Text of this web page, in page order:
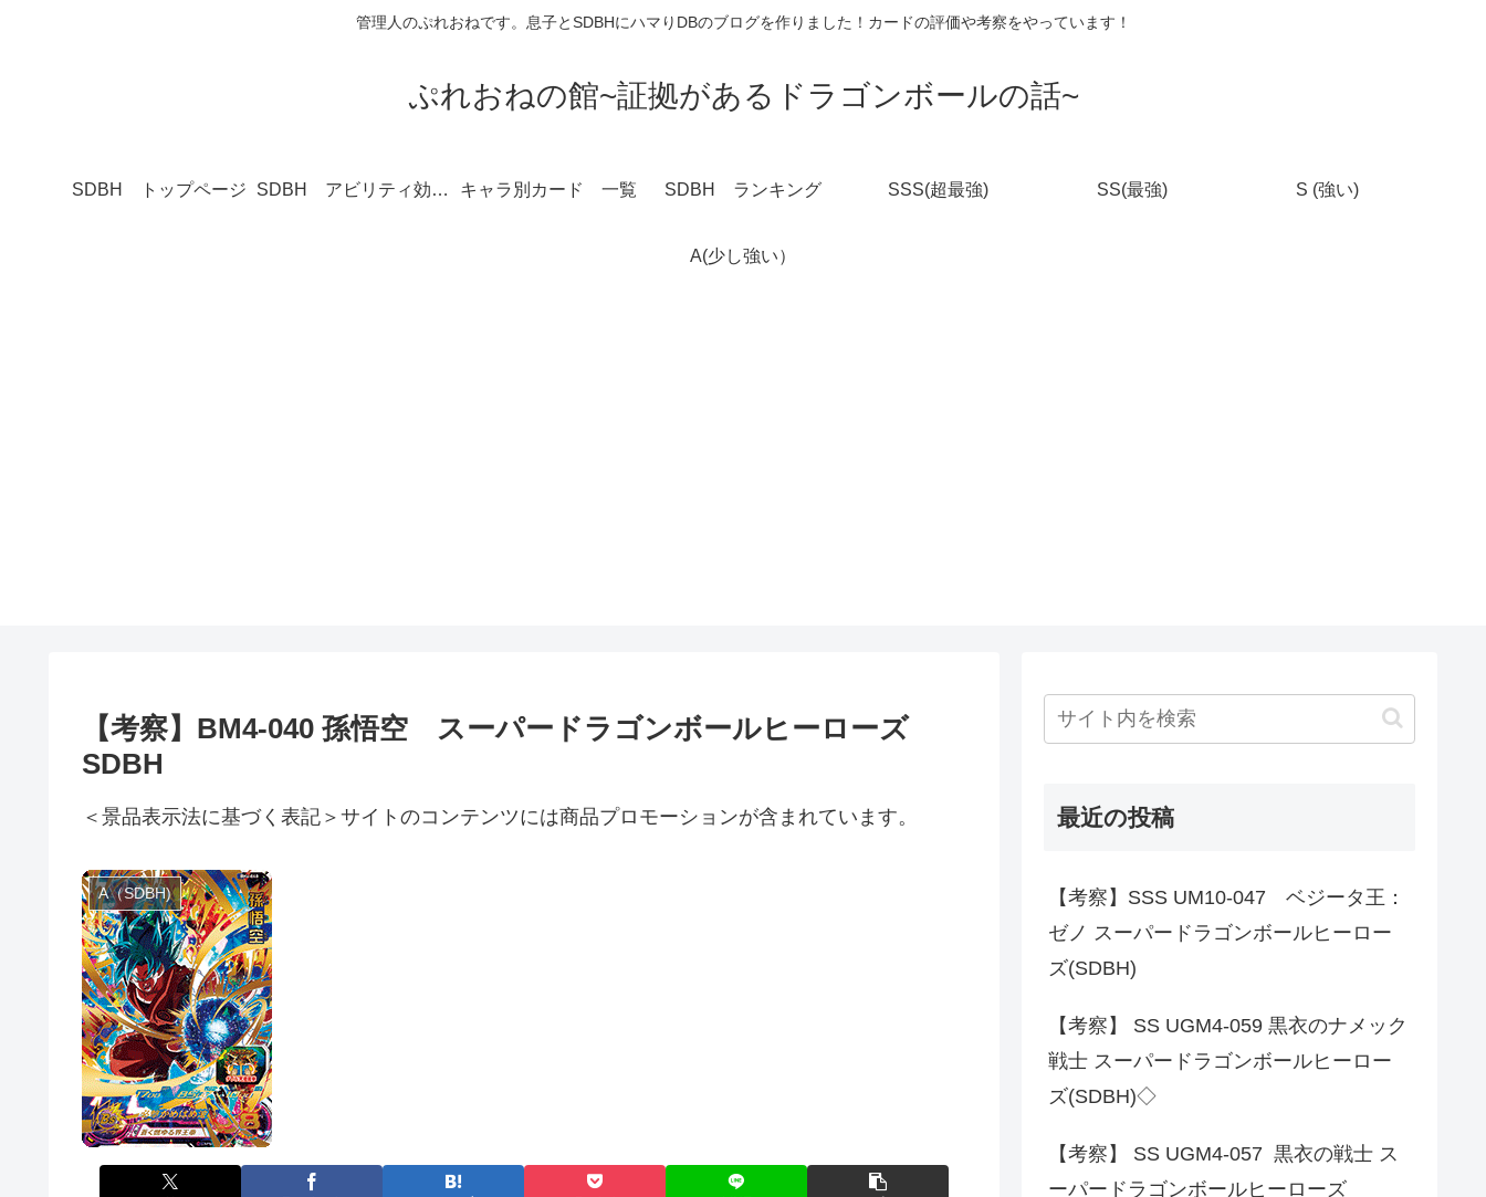
管理人のぷれおねです。息子とSDBHにハマりDBのブログを作りました！カードの評価や考察をやっています！
ぷれおねの館~証拠があるドラゴンボールの話~
SDBH トップページ SDBH アビリティ効果一覧 キャラ別カード 一覧 SDBH ランキング SSS(超最強) SS(最強) S (強い)
A(少し強い）
【考察】BM4-040 孫悟空 スーパードラゴンボールヒーローズ
SDBH
＜景品表示法に基づく表記＞サイトのコンテンツには商品プロモーションが含まれています。
A（SDBH)
最近の投稿
【考察】SSS UM10-047 ベジータ王：
ゼノ スーパードラゴンボールヒーロー
ズ(SDBH)
【考察】 SS UGM4-059 黒衣のナメック
戦士 スーパードラゴンボールヒーロー
ズ(SDBH)◇
【考察】 SS UGM4-057 黒衣の戦士 ス
ーパードラゴンボールヒーローズ